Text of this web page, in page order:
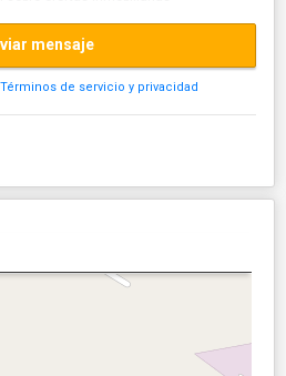
mensaje
Términos de servicio y privacidad